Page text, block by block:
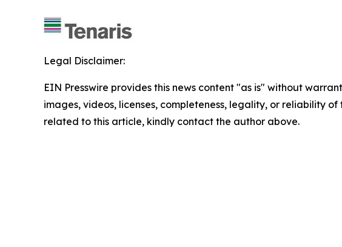
Legal Disclaimer:
EIN Presswire provides this news content "as is" without
images, videos, licenses, completeness, legality, or reliability
related to this article, kindly contact the author above.